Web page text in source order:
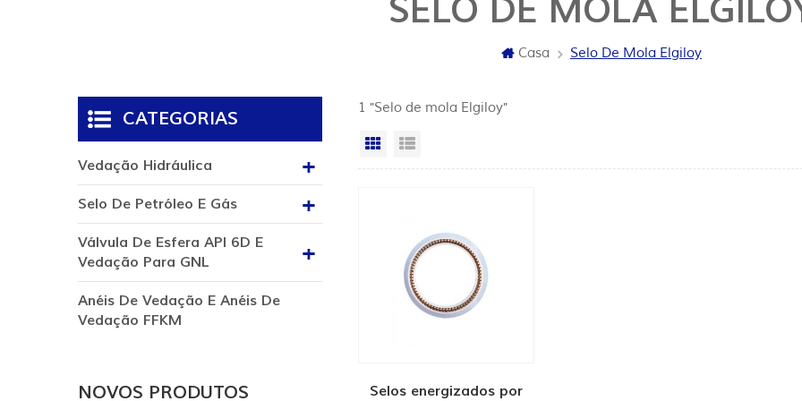
SELO DE MOLA
Casa Selo De Mola Elgiloy
1 "Selo de mola Elgiloy"
Vista da grade
Selos energizados por
CATEGORIAS
Vedação Hidráulica
Selo De Petróleo E Gás
Válvula De Esfera API 6D E
Vedação Para GNL
Anéis De Vedação E Anéis De
Vedação FFKM
NOVOS PRODUTOS